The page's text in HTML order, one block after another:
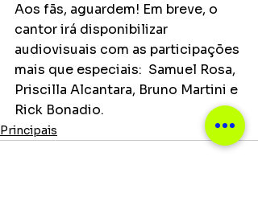
Aos fãs, aguardem! Em breve, o
cantor irá disponibilizar
audiovisuais com as participações
mais que especiais:  Samuel Rosa,
Priscilla Alcantara, Bruno Martini e
Rick Bonadio.
Principais